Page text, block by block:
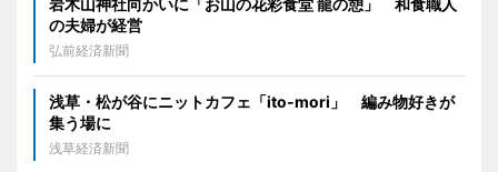
の夫婦が経営
弘前経済新聞
浅草・松が谷にニットカフェ「ito-mori」 編み物好きが
集う場に
浅草経済新聞